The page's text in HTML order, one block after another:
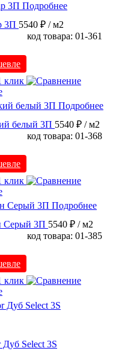
Подробнее
3П 5540 ₽ / м2
код товара: 01-361
клик
Подробнее
белый 3П 5540 ₽ / м2
код товара: 01-368
клик
Подробнее
Серый 3П 5540 ₽ / м2
код товара: 01-385
клик
Select 3S